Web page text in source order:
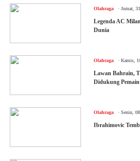
Olahraga Jumat,
Legenda AC
Dunia
Olahraga Kamis,
Lawan Bahrain,
Didukung
Olahraga Senin,
Ibrahimovic